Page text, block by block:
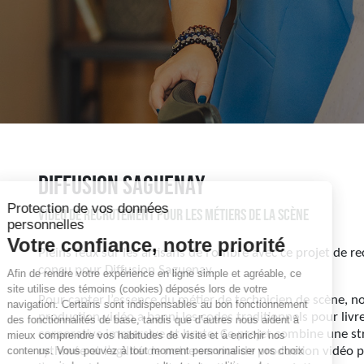
Diffusion Saguenay
Vidéo de recrutement pour les métiers de la scène
Pleins feux sur les artisans de l’ombre avec ce projet de
conçu pour Diffusion Saguenay.
Pour capter l’essence du métier de technicien de scène,
production vidéo a banni les codes traditionnels pour
corporative immersive et brute. Ce projet combine une
rythmée et l’agilité de notre service de production vidéo